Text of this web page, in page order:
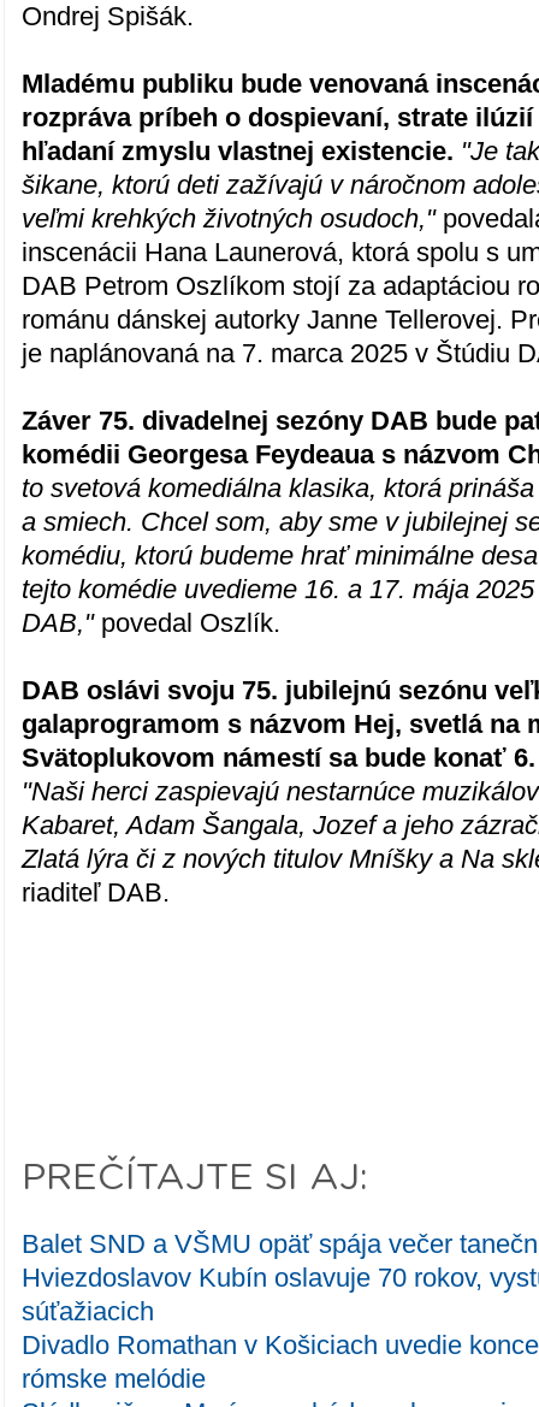
Ondrej Spišák.
Mladému publiku bude venovaná
rozpráva príbeh o dospievaní, strate
hľadaní zmyslu vlastnej existencie. "Je
šikane, ktorú deti zažívajú v náročnom
veľmi krehkých životných osudoch,"
inscenácii Hana Launerová, ktorá spolu s
DAB Petrom Oszlíkom stojí za adaptáciou
románu dánskej autorky Janne Tellerovej.
je naplánovaná na 7. marca 2025 v Štúdiu
Záver 75. divadelnej sezóny DAB bude
komédii Georgesa Feydeaua s názvom
to svetová komediálna klasika, ktorá
a smiech. Chcel som, aby sme v jubilejnej
komédiu, ktorú budeme hrať minimálne
tejto komédie uvedieme 16. a 17. mája
DAB,"povedal Oszlík.
DAB oslávi svoju 75. jubilejnú sezónu
galaprogramom s názvom Hej, svetlá na
Svätoplukovom námestí sa bude konať
"Naši herci zaspievajú nestarnúce
Kabaret, Adam Šangala, Jozef a jeho
Zlatá lýra či z nových titulov Mníšky a Na
riaditeľ DAB.
PREČÍTAJTE SI AJ:
Balet SND a VŠMU opäť spája večer
Hviezdoslavov Kubín oslavuje 70 rokov,
súťažiacich
Divadlo Romathan v Košiciach uvedie
rómske melódie